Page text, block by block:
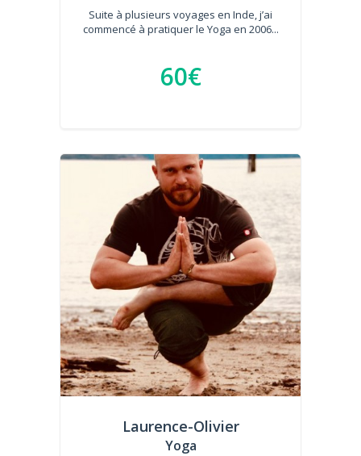
Suite à plusieurs voyages en Inde, j’ai
commencé à pratiquer le Yoga en 2006...
60€
Laurence-Olivier
Yoga